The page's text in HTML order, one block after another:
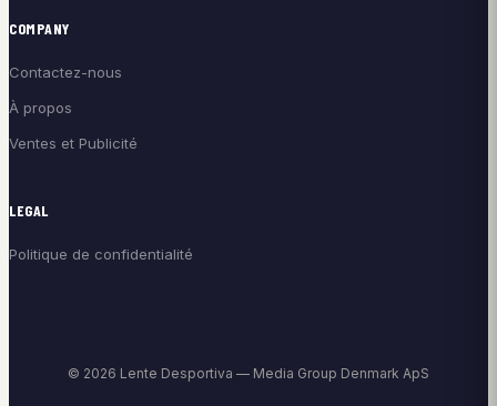
COMPANY
Contactez-nous
À propos
Ventes et Publicité
LEGAL
Politique de confidentialité
© 2026 Lente Desportiva — Media Group Denmark ApS